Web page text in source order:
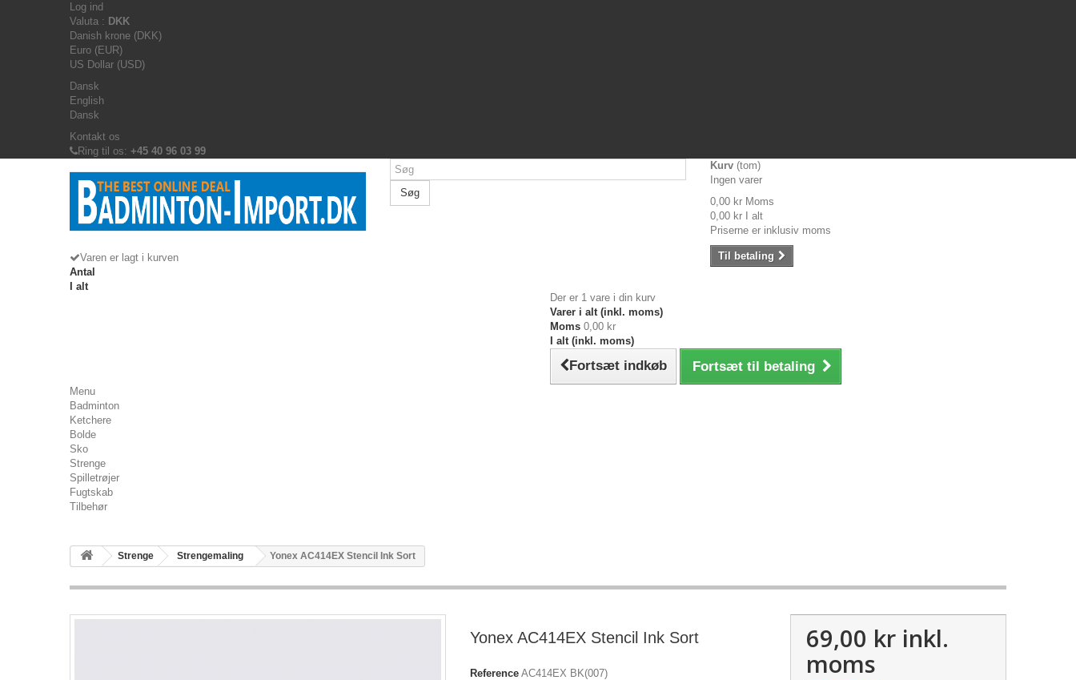
Log ind
Valuta : DKK
Danish krone (DKK)
Euro (EUR)
US Dollar (USD)
Dansk
English
Dansk
Kontakt os
Ring til os: +45 40 96 03 99
Søg
Kurv (tom)
Ingen varer
0,00 kr Moms
0,00 kr
I alt
Priserne er inklusiv moms
Til betaling
Varen er lagt i kurven
Antal
I alt
Der er 1 vare i din kurv
Varer i alt (inkl. moms)
Moms 0,00 kr
I alt (inkl. moms)
Fortsæt indkøb Fortsæt til betaling
Menu
Badminton
Ketchere
Bolde
Sko
Strenge
Spilletrøjer
Fugtskab
Tilbehør
Strenge Strengemaling Yonex AC414EX Stencil Ink Sort
Yonex AC414EX Stencil Ink Sort
Reference AC414EX BK(007)
69,00 krinkl.
moms